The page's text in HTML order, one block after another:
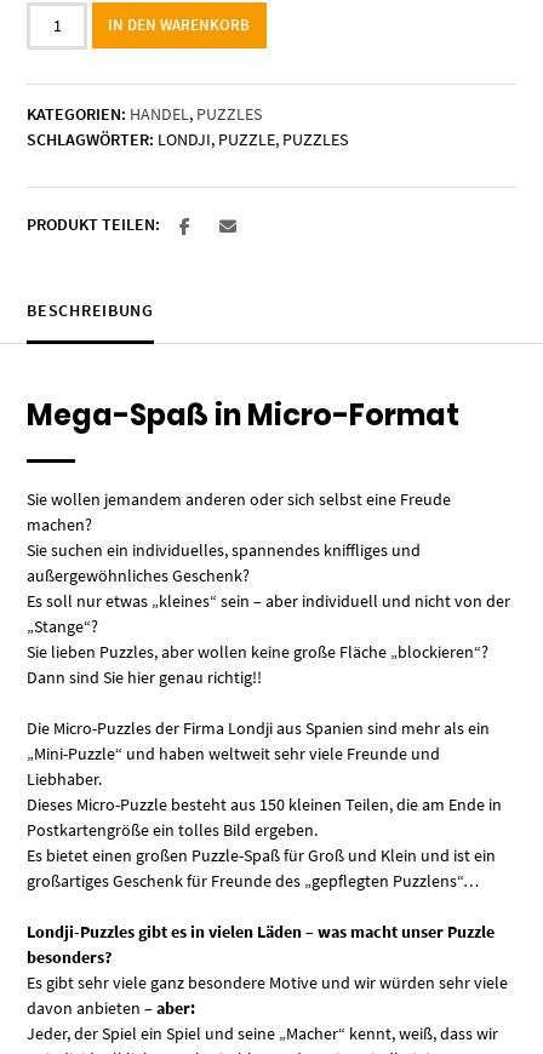
Micro-
Puzzle
Deern"
Menge
IN DEN WARENKORB
KATEGORIEN: HANDEL, PUZZLES
SCHLAGWÖRTER: LONDJI, PUZZLE, PUZZLES
PRODUKT TEILEN:
BESCHREIBUNG
Mega-Spaß in Micro-Format
Sie wollen jemandem anderen oder sich selbst eine Freude
machen?
Sie suchen ein individuelles, spannendes kniffliges und
außergewöhnliches Geschenk?
Es soll nur etwas „kleines“ sein – aber individuell und nicht von der
„Stange“?
Sie lieben Puzzles, aber wollen keine große Fläche „blockieren“?
Dann sind Sie hier genau richtig!!
Die Micro-Puzzles der Firma Londji aus Spanien sind mehr als ein
„Mini-Puzzle“ und haben weltweit sehr viele Freunde und
Liebhaber.
Dieses Micro-Puzzle besteht aus 150 kleinen Teilen, die am Ende in
Postkartengröße ein tolles Bild ergeben.
Es bietet einen großen Puzzle-Spaß für Groß und Klein und ist ein
großartiges Geschenk für Freunde des „gepflegten Puzzlens“…
Londji-Puzzles gibt es in vielen Läden – was macht unser Puzzle
besonders?
Es gibt sehr viele ganz besondere Motive und wir würden sehr viele
davon anbieten –aber:
Jeder, der Spiel ein Spiel und seine „Macher“ kennt, weiß, dass wir